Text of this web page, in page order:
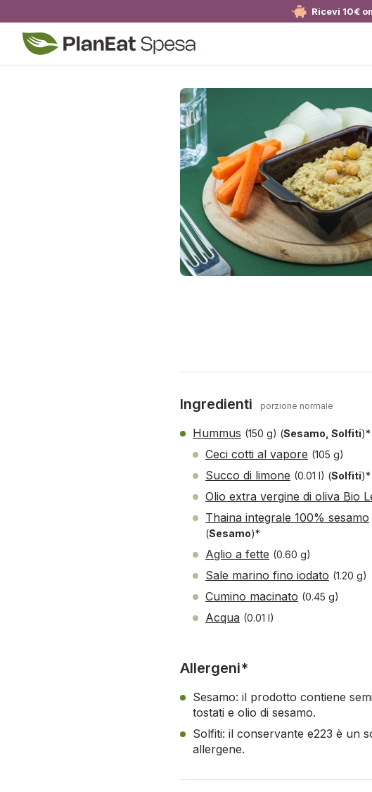
Ricevi 10€
Ingredienti porzione normale
Hummus (150 g) (Sesamo, Solfiti)*
Ceci cotti al vapore (105 g)
Succo di limone (0.01 l) (Solfiti)*
Olio extra vergine di oliva Bio
Thaina integrale 100% sesamo
(Sesamo)*
Aglio a fette (0.60 g)
Sale marino fino iodato (1.20 g)
Cumino macinato (0.45 g)
Acqua (0.01 l)
Allergeni*
Sesamo: il prodotto contiene
tostati e olio di sesamo.
Solfiti: il conservante e223 è un
allergene.